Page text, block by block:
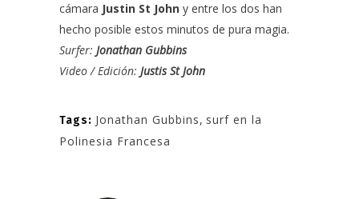
cámara Justin St John y entre los dos han
hecho posible estos minutos de pura magia.
Surfer: Jonathan Gubbins
Video / Edición: Justis St John
Tags: Jonathan Gubbins, surf en la
Polinesia Francesa